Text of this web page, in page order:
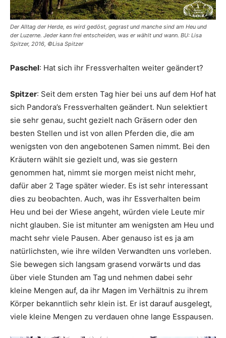
Der Alltag der Herde, es wird gedöst, gegrast und manche sind am Heu und
der Luzerne. Jeder kann frei entscheiden, was er wählt und wann. BU: Lisa
Spitzer, 2016, ©Lisa Spitzer
Paschel: Hat sich ihr Fressverhalten weiter geändert?
Spitzer: Seit dem ersten Tag hier bei uns auf dem Hof hat
sich Pandora’s Fressverhalten geändert. Nun selektiert
sie sehr genau, sucht gezielt nach Gräsern oder den
besten Stellen und ist von allen Pferden die, die am
wenigsten von den angebotenen Samen nimmt. Bei den
Kräutern wählt sie gezielt und, was sie gestern
genommen hat, nimmt sie morgen meist nicht mehr,
dafür aber 2 Tage später wieder. Es ist sehr interessant
dies zu beobachten. Auch, was ihr Essverhalten beim
Heu und bei der Wiese angeht, würden viele Leute mir
nicht glauben. Sie ist mitunter am wenigsten am Heu und
macht sehr viele Pausen. Aber genauso ist es ja am
natürlichsten, wie ihre wilden Verwandten uns vorleben.
Sie bewegen sich langsam grasend vorwärts und das
über viele Stunden am Tag und nehmen dabei sehr
kleine Mengen auf, da ihr Magen im Verhältnis zu ihrem
Körper bekanntlich sehr klein ist. Er ist darauf ausgelegt,
viele kleine Mengen zu verdauen ohne lange Esspausen.